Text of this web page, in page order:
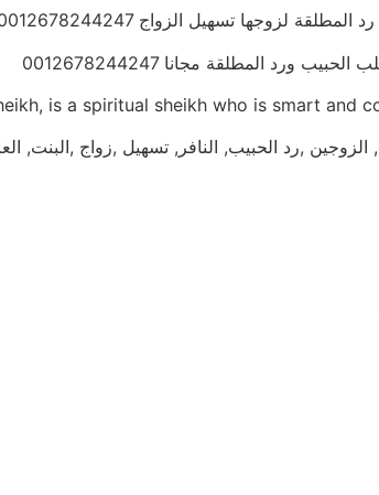
لزوجها تسهيل الزواج 0012678244247
المطلقة مجانا 0012678244247
is a spiritual sheikh who is smart and
,رد الحبيب, النافر, تسهيل ,زواج ,البنت,